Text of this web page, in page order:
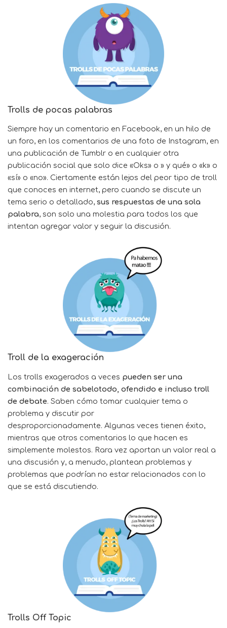
Trolls de pocas palabras
Siempre hay un comentario en Facebook, en un hilo de
un foro, en los comentarios de una foto de Instagram, en
una publicación de Tumblr o en cualquier otra
publicación social que solo dice «Oks» o » y qué» o «k» o
«sí» o «no». Ciertamente están lejos del peor tipo de troll
que conoces en internet, pero cuando se discute un
tema serio o detallado, sus respuestas de una sola
palabra, son solo una molestia para todos los que
intentan agregar valor y seguir la discusión.
Troll de la exageración
Los trolls exagerados a veces pueden ser una
combinación de sabelotodo, ofendido e incluso troll
de debate. Saben cómo tomar cualquier tema o
problema y discutir por
desproporcionadamente. Algunas veces tienen éxito,
mientras que otros comentarios lo que hacen es
simplemente molestos. Rara vez aportan un valor real a
una discusión y, a menudo, plantean problemas y
problemas que podrían no estar relacionados con lo
que se está discutiendo.
Trolls Off Topic